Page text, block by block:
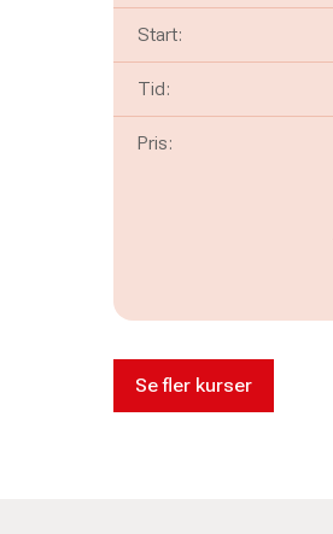
Start:
Tid:
Pris:
Se fler kurser